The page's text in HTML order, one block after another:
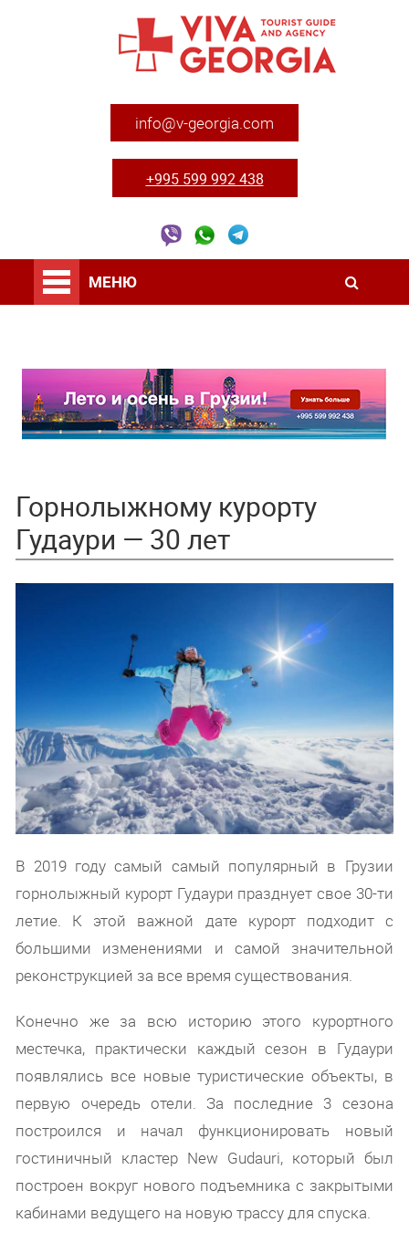
info@v-georgia.com
+995 599 992 438
МЕНЮ
Горнолыжному курорту
Гудаури — 30 лет
В 2019 году самый самый популярный в Грузии
горнолыжный курорт Гудаури празднует свое 30-ти
летие. К этой важной дате курорт подходит с
большими изменениями и самой значительной
реконструкцией за все время существования.
Конечно же за всю историю этого курортного
местечка, практически каждый сезон в Гудаури
появлялись все новые туристические объекты, в
первую очередь отели. За последние 3 сезона
построился и начал функционировать новый
гостиничный кластер New Gudauri, который был
построен вокруг нового подъемника с закрытыми
кабинами ведущего на новую трассу для спуска.